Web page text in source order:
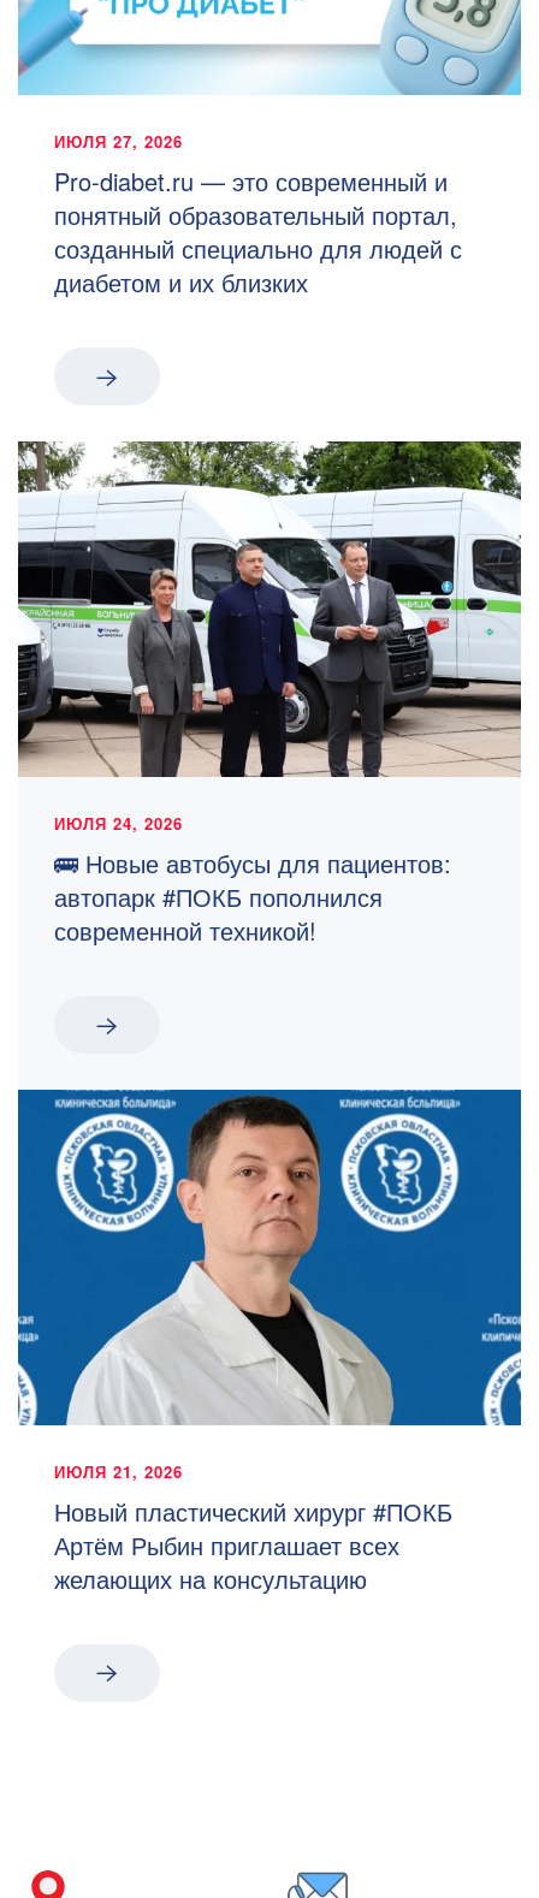
ИЮЛЯ 27, 2026
Pro-diabet.ru — это современный и
понятный образовательный портал,
созданный специально для людей с
диабетом и их близких
ИЮЛЯ 24, 2026
🚌 Новые автобусы для пациентов:
автопарк #ПОКБ пополнился
современной техникой!
ИЮЛЯ 21, 2026
Новый пластический хирург #ПОКБ
Артём Рыбин приглашает всех
желающих на консультацию